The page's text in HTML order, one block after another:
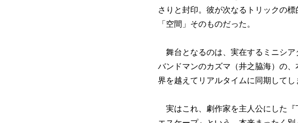
さりと封印。彼が次なるトリックの
「空間」そのものだった。
舞台となるのは、実在するミニシア
バンドマンのカズマ（井之脇海）の
界を越えてリアルタイムに同期してし
実はこれ、劇作家を主人公にした『